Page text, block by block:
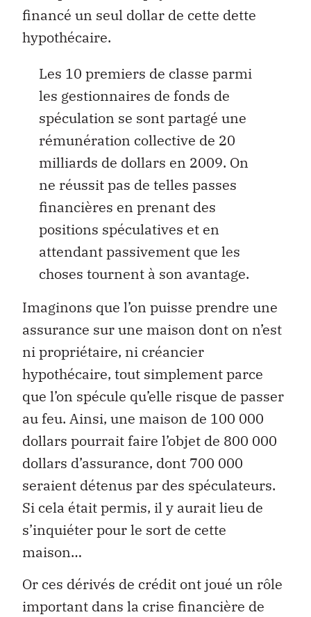
financé un seul dollar de cette dette
hypothécaire.
Les 10 premiers de classe parmi
les gestionnaires de fonds de
spéculation se sont partagé une
rémunération collective de 20
milliards de dollars en 2009. On
ne réussit pas de telles passes
financières en prenant des
positions spéculatives et en
attendant passivement que les
choses tournent à son avantage.
Imaginons que l’on puisse prendre une
assurance sur une maison dont on n’est
ni propriétaire, ni créancier
hypothécaire, tout simplement parce
que l’on spécule qu’elle risque de passer
au feu. Ainsi, une maison de 100 000
dollars pourrait faire l’objet de 800 000
dollars d’assurance, dont 700 000
seraient détenus par des spéculateurs.
Si cela était permis, il y aurait lieu de
s’inquiéter pour le sort de cette
maison…
Or ces dérivés de crédit ont joué un rôle
important dans la crise financière de